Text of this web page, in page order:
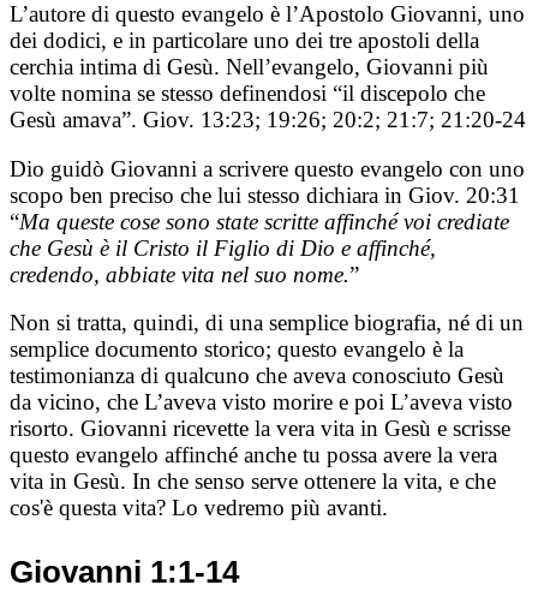
L’autore di questo evangelo è l’Apostolo Giovanni, uno
dei dodici, e in particolare uno dei tre apostoli della
cerchia intima di Gesù. Nell’evangelo, Giovanni più
volte nomina se stesso definendosi “il discepolo che
Gesù amava”. Giov. 13:23; 19:26; 20:2; 21:7; 21:20-24
Dio guidò Giovanni a scrivere questo evangelo con uno
scopo ben preciso che lui stesso dichiara in Giov. 20:31
“Ma queste cose sono state scritte affinché voi crediate
che Gesù è il Cristo il Figlio di Dio e affinché,
credendo, abbiate vita nel suo nome.”
Non si tratta, quindi, di una semplice biografia, né di un
semplice documento storico; questo evangelo è la
testimonianza di qualcuno che aveva conosciuto Gesù
da vicino, che L’aveva visto morire e poi L’aveva visto
risorto. Giovanni ricevette la vera vita in Gesù e scrisse
questo evangelo affinché anche tu possa avere la vera
vita in Gesù. In che senso serve ottenere la vita, e che
cos'è questa vita? Lo vedremo più avanti.
Giovanni 1:1-14